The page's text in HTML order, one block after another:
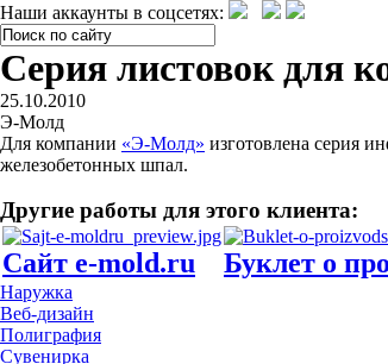
Наши аккаунты в соцсетях:
Серия листовок для
25.10.2010
Э-Молд
Для компании «Э-Молд» изготовлена серия
железобетонных шпал.
Другие работы для этого клиента:
Сайт e-mold.ru Буклет о
Наружка
Веб-дизайн
Полиграфия
Сувенирка